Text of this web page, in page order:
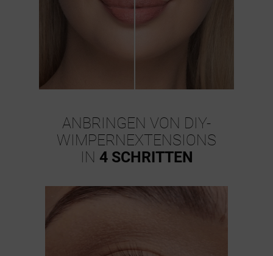
ANBRINGEN VON DIY-
WIMPERNEXTENSIONS
IN 4 SCHRITTEN